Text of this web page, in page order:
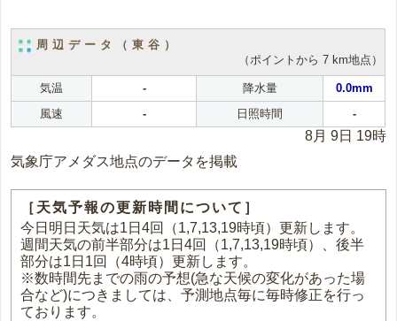
周辺データ（東谷）
（ポイントから 7 km地点）
気温 - 降水量
0.0mm
風速
- 日照時間 -
8月 9日 19時
気象庁アメダス地点のデータを掲載
［天気予報の更新時間について］
今日明日天気は1日4回（1,7,13,19時頃）更新します。
週間天気の前半部分は1日4回（1,7,13,19時頃）、後半
部分は1日1回（4時頃）更新します。
※数時間先までの雨の予想(急な天候の変化があった場
合など)につきましては、予測地点毎に毎時修正を行っ
ております。